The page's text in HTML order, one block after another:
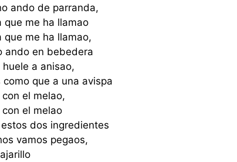
ando de parranda,
que me ha llamao
que me ha llamao,
ando en bebedera
huele a anisao,
como que a una avispa
el melao,
el melao
dos ingredientes
vamos pegaos,